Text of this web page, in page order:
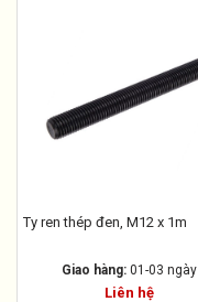
Ty ren thép đen, M12 x 1m
Giao hàng: 01-03 ngày
Liên hệ